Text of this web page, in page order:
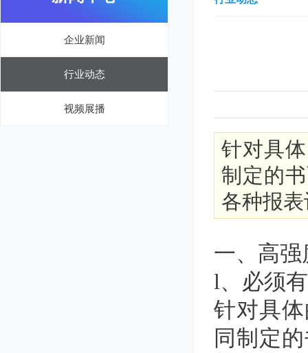
企业新闻
行业动态
视频展播
针对具
制定的
各种报
一、高
l、必须
针对具
同制定